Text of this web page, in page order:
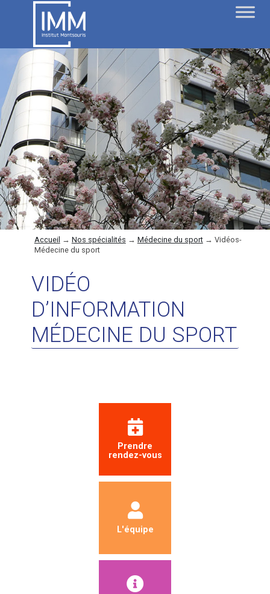
Accueil → Nos spécialités → Médecine du sport→ Vidéos-
Médecine du sport
VIDÉO
D’INFORMATION
MÉDECINE DU SPORT
Prendre
rendez-vous
L'équipe